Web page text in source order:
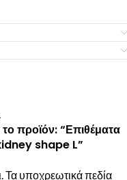
προϊόν: “Επιθέματα
shape L”
Τα υποχρεωτικά πεδία